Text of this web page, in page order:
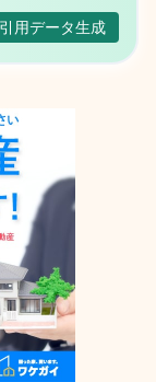
引用データ生成